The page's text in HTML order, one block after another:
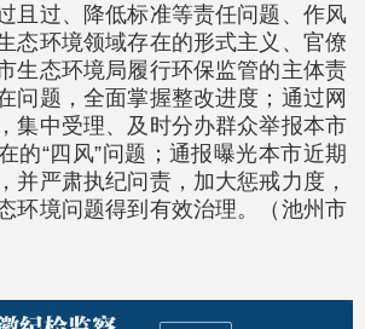
且过、降低标准等责任问题、作风
态环境领域存在的形式主义、官僚
生态环境局履行环保监管的主体责
问题，全面掌握整改进度；通过网
集中受理、及时分办群众举报本市
的“四风”问题；通报曝光本市近期
并严肃执纪问责，加大惩戒力度，
环境问题得到有效治理。（池州市